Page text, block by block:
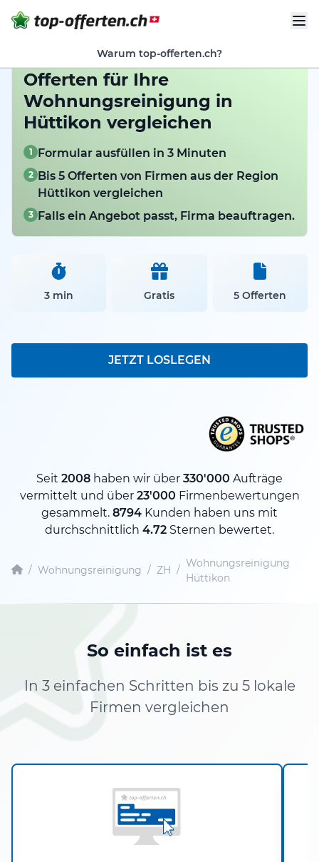
Warum top-offerten.ch?
Offerten für Ihre
Wohnungsreinigung in
Hüttikon vergleichen
1 Formular ausfüllen in 3 Minuten
2 Bis 5 Offerten von Firmen aus der Region
Hüttikon vergleichen
3 Falls ein Angebot passt, Firma beauftragen.
3 min Gratis 5 Offerten
JETZT LOSLEGEN
Seit 2008 haben wir über 330'000 Aufträge
vermittelt und über 23'000 Firmenbewertungen
gesammelt. 8794 Kunden haben uns mit
durchschnittlich 4.72 Sternen bewertet.
/ Wohnungsreinigung / ZH /
Wohnungsreinigung
Hüttikon
So einfach ist es
In 3 einfachen Schritten bis zu 5 lokale
Firmen vergleichen